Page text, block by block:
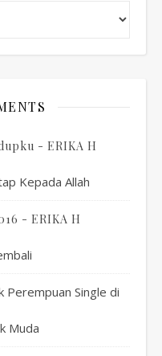
- ERIKA H
Kepada Allah
- ERIKA H
Perempuan Single di
Muda